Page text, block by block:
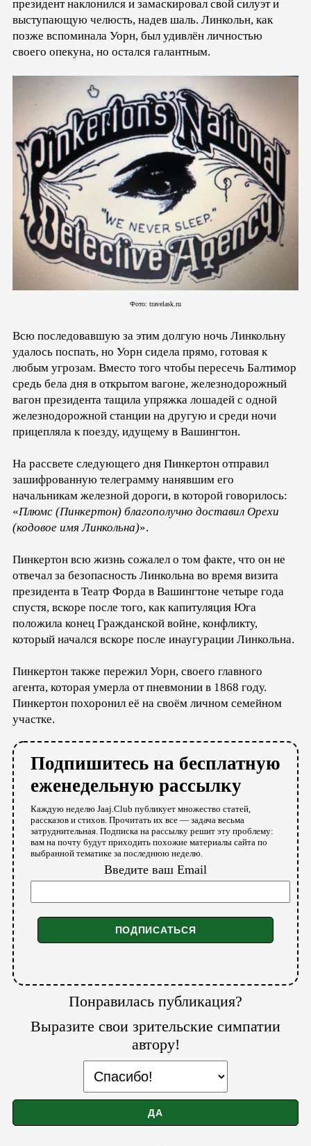
президент наклонился и замаскировал свой силуэт и
выступающую челюсть, надев шаль. Линкольн, как
позже вспоминала Уорн, был удивлён личностью
своего опекуна, но остался галантным.
Фото: travelask.ru
Всю последовавшую за этим долгую ночь Линкольну
удалось поспать, но Уорн сидела прямо, готовая к
любым угрозам. Вместо того чтобы пересечь Балтимор
средь бела дня в открытом вагоне, железнодорожный
вагон президента тащила упряжка лошадей с одной
железнодорожной станции на другую и среди ночи
прицепляла к поезду, идущему в Вашингтон.
На рассвете следующего дня Пинкертон отправил
зашифрованную телеграмму нанявшим его
начальникам железной дороги, в которой говорилось:
«Плюмс (Пинкертон) благополучно доставил Орехи
(кодовое имя Линкольна)».
Пинкертон всю жизнь сожалел о том факте, что он не
отвечал за безопасность Линкольна во время визита
президента в Театр Форда в Вашингтоне четыре года
спустя, вскоре после того, как капитуляция Юга
положила конец Гражданской войне, конфликту,
который начался вскоре после инаугурации Линкольна.
Пинкертон также пережил Уорн, своего главного
агента, которая умерла от пневмонии в 1868 году.
Пинкертон похоронил её на своём личном семейном
участке.
Подпишитесь на бесплатную
еженедельную рассылку
Каждую неделю Jaaj.Club публикует множество статей,
рассказов и стихов. Прочитать их все — задача весьма
затруднительная. Подписка на рассылку решит эту проблему:
вам на почту будут приходить похожие материалы сайта по
выбранной тематике за последнюю неделю.
Введите ваш Email
Понравилась публикация?
Выразите свои зрительские симпатии
автору!